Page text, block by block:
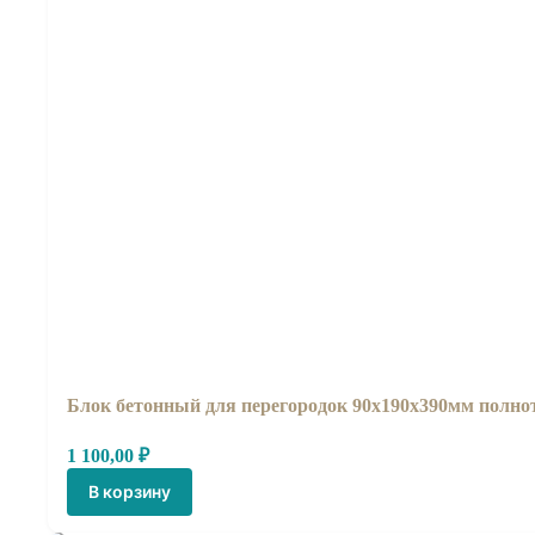
Блок бетонный для перегородок 90x190x390мм
1 100,00 ₽
В корзину